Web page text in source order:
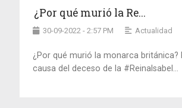
¿Por qué murió la Re...
30-09-2022 - 2:57 PM Actualidad
¿Por qué murió la monarca británica?
causa del deceso de la #ReinaIsabel...